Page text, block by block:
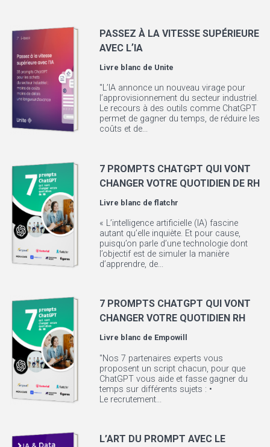
PASSEZ À LA VITESSE SUPÉRIEURE
AVEC LʼIA
Livre blanc de Unite
"LʼIA annonce un nouveau virage pour
lʼapprovisionnement du secteur industriel.
Le recours à des outils comme ChatGPT
permet de gagner du temps, de réduire les
coûts et de...
7 PROMPTS CHATGPT QUI VONT
CHANGER VOTRE QUOTIDIEN DE RH
Livre blanc deflatchr
« L’intelligence artificielle (IA) fascine
autant qu’elle inquiète. Et pour cause,
puisqu’on parle d’une technologie dont
l’objectif est de simuler la manière
d’apprendre, de...
7 PROMPTS CHATGPT QUI VONT
CHANGER VOTRE QUOTIDIEN RH
Livre blanc de Empowill
"Nos 7 partenaires experts vous
proposent un script chacun, pour que
ChatGPT vous aide et fasse gagner du
temps sur différents sujets : •
Le recrutement...
L’ART DU PROMPT AVEC LE